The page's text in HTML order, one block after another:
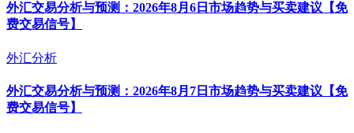
外汇交易分析与预测：2026年8月6日市场趋势与买卖建议【免
费交易信号】
外汇分析
外汇交易分析与预测：2026年8月7日市场趋势与买卖建议【免
费交易信号】